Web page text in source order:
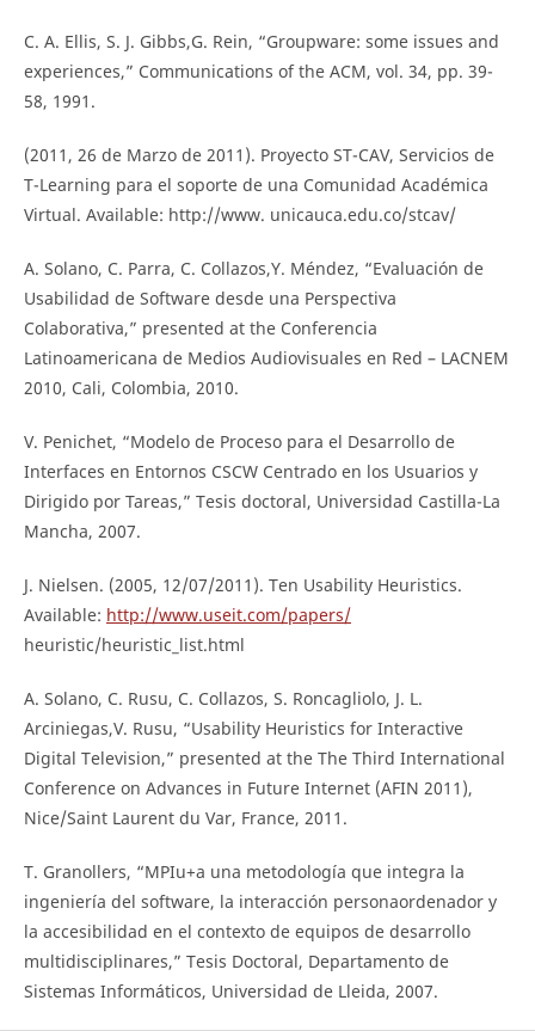
C. A. Ellis, S. J. Gibbs,G. Rein, “Groupware: some issues and
experiences,” Communications of the ACM, vol. 34, pp. 39-
58, 1991.
(2011, 26 de Marzo de 2011). Proyecto ST-CAV, Servicios de
T-Learning para el soporte de una Comunidad Académica
Virtual. Available: http://www. unicauca.edu.co/stcav/
A. Solano, C. Parra, C. Collazos,Y. Méndez, “Evaluación de
Usabilidad de Software desde una Perspectiva
Colaborativa,” presented at the Conferencia
Latinoamericana de Medios Audiovisuales en Red – LACNEM
2010, Cali, Colombia, 2010.
V. Penichet, “Modelo de Proceso para el Desarrollo de
Interfaces en Entornos CSCW Centrado en los Usuarios y
Dirigido por Tareas,” Tesis doctoral, Universidad Castilla-La
Mancha, 2007.
J. Nielsen. (2005, 12/07/2011). Ten Usability Heuristics.
Available: http://www.useit.com/papers/
heuristic/heuristic_list.html
A. Solano, C. Rusu, C. Collazos, S. Roncagliolo, J. L.
Arciniegas,V. Rusu, “Usability Heuristics for Interactive
Digital Television,” presented at the The Third International
Conference on Advances in Future Internet (AFIN 2011),
Nice/Saint Laurent du Var, France, 2011.
T. Granollers, “MPIu+a una metodología que integra la
ingeniería del software, la interacción personaordenador y
la accesibilidad en el contexto de equipos de desarrollo
multidisciplinares,” Tesis Doctoral, Departamento de
Sistemas Informáticos, Universidad de Lleida, 2007.